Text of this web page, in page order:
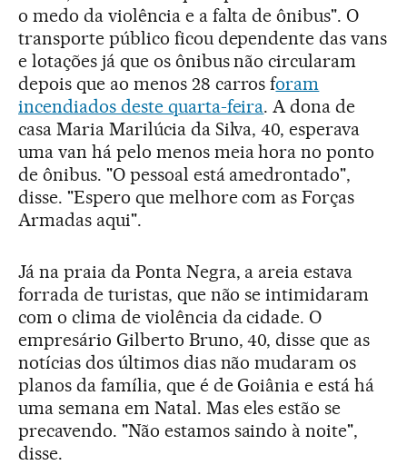
o medo da violência e a falta de ônibus". O
transporte público ficou dependente das vans
e lotações já que os ônibus não circularam
depois que ao menos 28 carros foram
incendiados deste quarta-feira. A dona de
casa Maria Marilúcia da Silva, 40, esperava
uma van há pelo menos meia hora no ponto
de ônibus. "O pessoal está amedrontado",
disse. "Espero que melhore com as Forças
Armadas aqui".
Já na praia da Ponta Negra, a areia estava
forrada de turistas, que não se intimidaram
com o clima de violência da cidade. O
empresário Gilberto Bruno, 40, disse que as
notícias dos últimos dias não mudaram os
planos da família, que é de Goiânia e está há
uma semana em Natal. Mas eles estão se
precavendo. "Não estamos saindo à noite",
disse.